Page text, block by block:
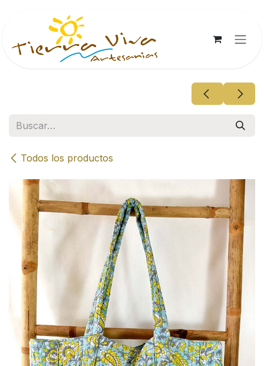
Todos los productos